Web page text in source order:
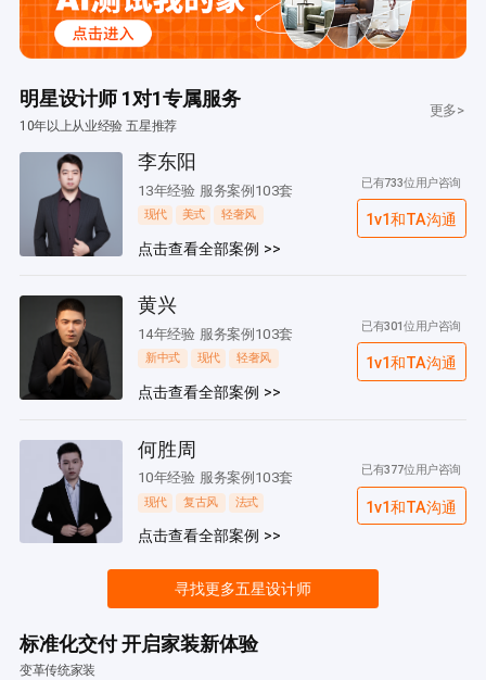
明星设计师 1对1专属服务
10年以上从业经验 五星推荐
更多>
李东阳
13年经验 服务案例103套
现代 美式 轻奢风
点击查看全部案例 >>
已有733位用户咨询
1v1和TA沟通
黄兴
14年经验 服务案例103套
新中式 现代 轻奢风
点击查看全部案例 >>
已有301位用户咨询
1v1和TA沟通
何胜周
10年经验 服务案例103套
现代 复古风 法式
点击查看全部案例 >>
已有377位用户咨询
1v1和TA沟通
寻找更多五星设计师
标准化交付 开启家装新体验
变革传统家装